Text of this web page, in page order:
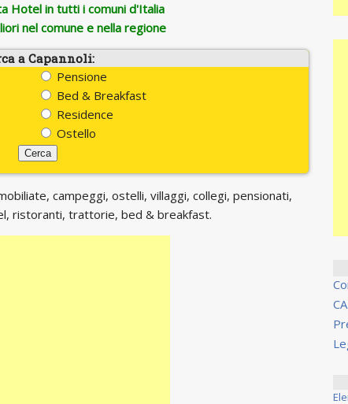
Hotel in tutti i comuni d'Italia
nel comune e nella regione
a Capannoli:
Pensione
Bed & Breakfast
Residence
Ostello
campeggi, ostelli, villaggi, collegi, pensionati,
ristoranti, trattorie, bed & breakfast.